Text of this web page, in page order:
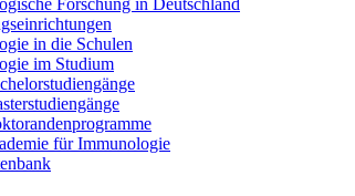
Forschung in Deutschland
in die Schulen
im Studium
für Immunologie